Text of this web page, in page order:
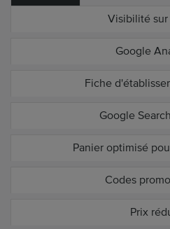
Visibilité sur
Google
Fiche
Google
Panier optimisé
Codes
Prix